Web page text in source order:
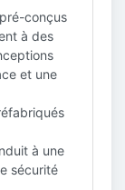
conçus
à des
et une
à une
sécurité